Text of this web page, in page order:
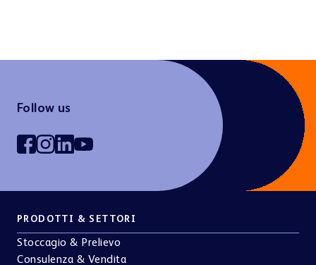
Follow us
PRODOTTI & SETTORI
Stoccagio & Prelievo
Consulenza & Vendita